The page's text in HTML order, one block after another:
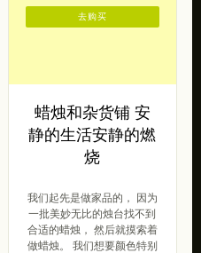
蜡烛和杂货铺 安
静的生活安静的燃
烧
我们起先是做家品的， 因为
一批美妙无比的烛台找不到
合适的蜡烛， 然后就摸索着
做蜡烛。 我们想要颜色特别
去购买